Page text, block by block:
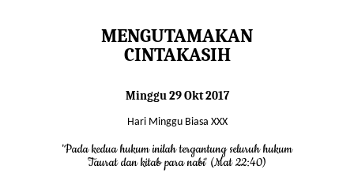
MENGUTAMAKAN
CINTAKASIH
Minggu 29 Okt 2017
Hari Minggu Biasa XXX
'Pada kedua hukum inilah tergantung seluruh hukum
Taurat dan kitab para nabi' (Mat 22:40)